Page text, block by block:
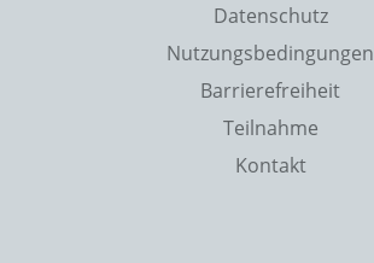
Datenschutz
Nutzungsbedingungen
Barrierefreiheit
Teilnahme
Kontakt